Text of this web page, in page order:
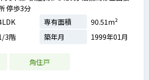
停歩3分
専有面積
90.51m²
3階 築年月 1999年01月
角住戸